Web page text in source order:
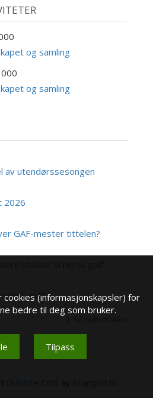
og samling
og samling
av utendørssesongen
2026
GAF-mester tittelen?
norsk golf(informasjonskapsler) for
bedre til deg som bruker.
Tilpass